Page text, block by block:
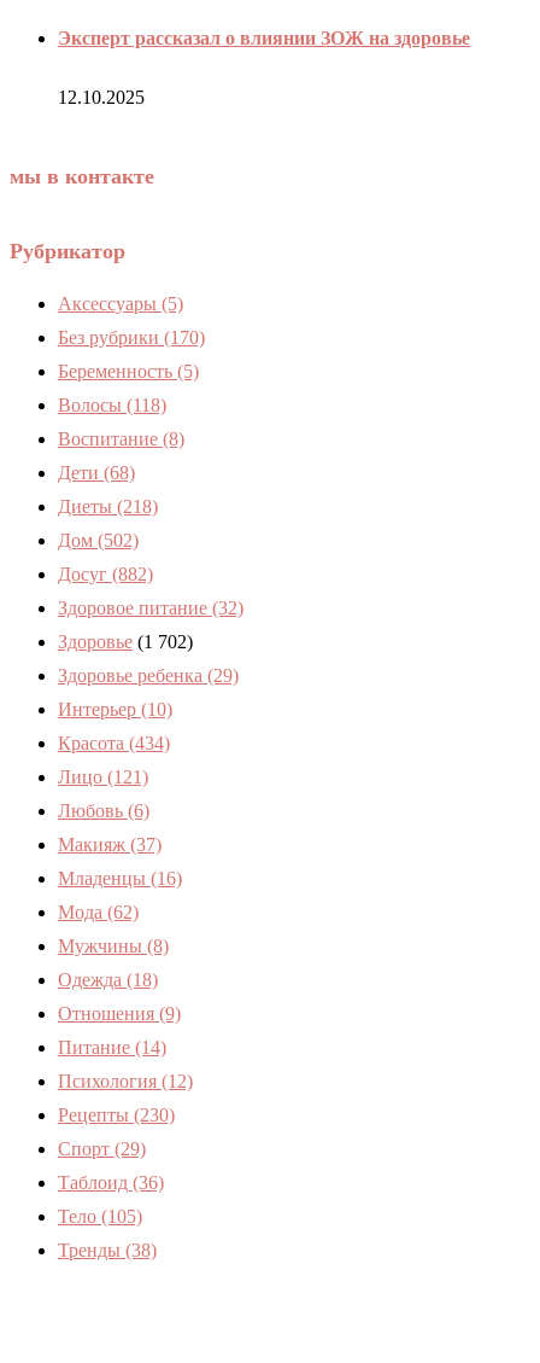
Эксперт рассказал о влиянии ЗОЖ на здоровье
12.10.2025
мы в контакте
Рубрикатор
Аксессуары (5)
Без рубрики (170)
Беременность (5)
Волосы (118)
Воспитание (8)
Дети (68)
Диеты (218)
Дом (502)
Досуг (882)
Здоровое питание (32)
Здоровье (1 702)
Здоровье ребенка (29)
Интерьер (10)
Красота (434)
Лицо (121)
Любовь (6)
Макияж (37)
Младенцы (16)
Мода (62)
Мужчины (8)
Одежда (18)
Отношения (9)
Питание (14)
Психология (12)
Рецепты (230)
Спорт (29)
Таблоид (36)
Тело (105)
Тренды (38)